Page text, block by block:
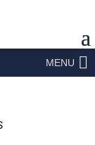
MENU